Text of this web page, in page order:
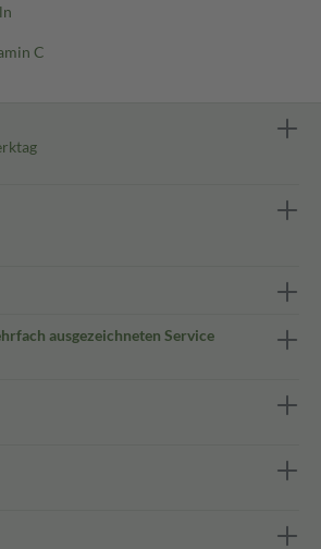
C
ausgezeichneten Service